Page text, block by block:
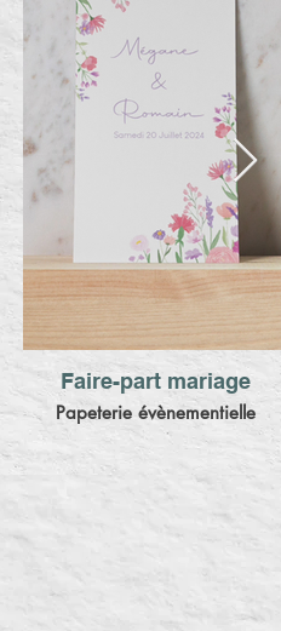
Faire-part mariage
Papeterie évènementielle